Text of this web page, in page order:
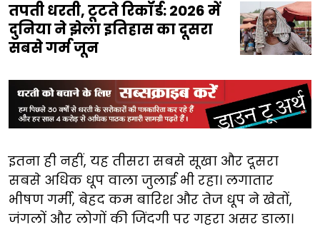
तपती धरती, टूटते रिकॉर्ड: 2026 में
दुनिया ने झेला इतिहास का दूसरा
सबसे गर्म जून
इतना ही नहीं, यह तीसरा सबसे सूखा और दूसरा
सबसे अधिक धूप वाला जुलाई भी रहा। लगातार
भीषण गर्मी, बेहद कम बारिश और तेज धूप ने खेतों,
जंगलों और लोगों की जिंदगी पर गहरा असर डाला।